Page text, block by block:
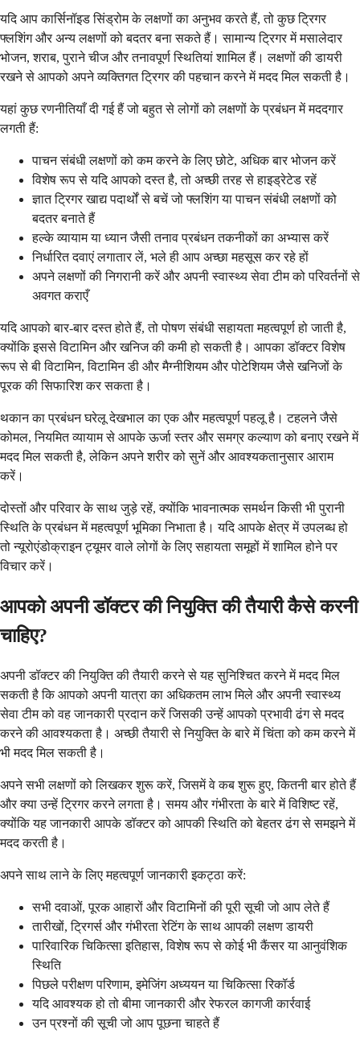
यदि आप कार्सिनॉइड सिंड्रोम के लक्षणों का अनुभव करते हैं, तो कुछ ट्रिगर
फ्लशिंग और अन्य लक्षणों को बदतर बना सकते हैं। सामान्य ट्रिगर में मसालेदार
भोजन, शराब, पुराने चीज और तनावपूर्ण स्थितियां शामिल हैं। लक्षणों की डायरी
रखने से आपको अपने व्यक्तिगत ट्रिगर की पहचान करने में मदद मिल सकती है।
यहां कुछ रणनीतियाँ दी गई हैं जो बहुत से लोगों को लक्षणों के प्रबंधन में मददगार
लगती हैं:
पाचन संबंधी लक्षणों को कम करने के लिए छोटे, अधिक बार भोजन करें
विशेष रूप से यदि आपको दस्त है, तो अच्छी तरह से हाइड्रेटेड रहें
ज्ञात ट्रिगर खाद्य पदार्थों से बचें जो फ्लशिंग या पाचन संबंधी लक्षणों को
बदतर बनाते हैं
हल्के व्यायाम या ध्यान जैसी तनाव प्रबंधन तकनीकों का अभ्यास करें
निर्धारित दवाएं लगातार लें, भले ही आप अच्छा महसूस कर रहे हों
अपने लक्षणों की निगरानी करें और अपनी स्वास्थ्य सेवा टीम को परिवर्तनों से
अवगत कराएँ
यदि आपको बार-बार दस्त होते हैं, तो पोषण संबंधी सहायता महत्वपूर्ण हो जाती है,
क्योंकि इससे विटामिन और खनिज की कमी हो सकती है। आपका डॉक्टर विशेष
रूप से बी विटामिन, विटामिन डी और मैग्नीशियम और पोटेशियम जैसे खनिजों के
पूरक की सिफारिश कर सकता है।
थकान का प्रबंधन घरेलू देखभाल का एक और महत्वपूर्ण पहलू है। टहलने जैसे
कोमल, नियमित व्यायाम से आपके ऊर्जा स्तर और समग्र कल्याण को बनाए रखने में
मदद मिल सकती है, लेकिन अपने शरीर को सुनें और आवश्यकतानुसार आराम
करें।
दोस्तों और परिवार के साथ जुड़े रहें, क्योंकि भावनात्मक समर्थन किसी भी पुरानी
स्थिति के प्रबंधन में महत्वपूर्ण भूमिका निभाता है। यदि आपके क्षेत्र में उपलब्ध हो
तो न्यूरोएंडोक्राइन ट्यूमर वाले लोगों के लिए सहायता समूहों में शामिल होने पर
विचार करें।
आपको अपनी डॉक्टर की नियुक्ति की तैयारी कैसे करनी
चाहिए?
अपनी डॉक्टर की नियुक्ति की तैयारी करने से यह सुनिश्चित करने में मदद मिल
सकती है कि आपको अपनी यात्रा का अधिकतम लाभ मिले और अपनी स्वास्थ्य
सेवा टीम को वह जानकारी प्रदान करें जिसकी उन्हें आपको प्रभावी ढंग से मदद
करने की आवश्यकता है। अच्छी तैयारी से नियुक्ति के बारे में चिंता को कम करने में
भी मदद मिल सकती है।
अपने सभी लक्षणों को लिखकर शुरू करें, जिसमें वे कब शुरू हुए, कितनी बार होते हैं
और क्या उन्हें ट्रिगर करने लगता है। समय और गंभीरता के बारे में विशिष्ट रहें,
क्योंकि यह जानकारी आपके डॉक्टर को आपकी स्थिति को बेहतर ढंग से समझने में
मदद करती है।
अपने साथ लाने के लिए महत्वपूर्ण जानकारी इकट्ठा करें:
सभी दवाओं, पूरक आहारों और विटामिनों की पूरी सूची जो आप लेते हैं
तारीखों, ट्रिगर्स और गंभीरता रेटिंग के साथ आपकी लक्षण डायरी
पारिवारिक चिकित्सा इतिहास, विशेष रूप से कोई भी कैंसर या आनुवंशिक
स्थिति
पिछले परीक्षण परिणाम, इमेजिंग अध्ययन या चिकित्सा रिकॉर्ड
यदि आवश्यक हो तो बीमा जानकारी और रेफरल कागजी कार्रवाई
उन प्रश्नों की सूची जो आप पूछना चाहते हैं